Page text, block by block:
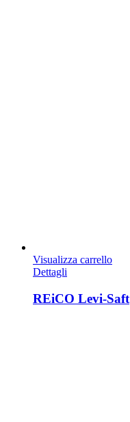
Visualizza carrello
Dettagli
REiCO Levi-Saft